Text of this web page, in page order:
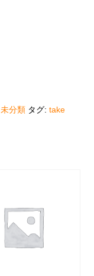
未分類 タグ: take